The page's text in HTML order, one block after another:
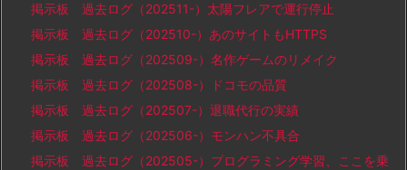
掲示板 過去ログ（202511-）太陽フレアで運行停止
掲示板 過去ログ（202510-）あのサイトもHTTPS
掲示板 過去ログ（202509-）名作ゲームのリメイク
掲示板 過去ログ（202508-）ドコモの品質
掲示板 過去ログ（202507-）退職代行の実績
掲示板 過去ログ（202506-）モンハン不具合
掲示板 過去ログ（202505-）プログラミング学習、ここを乗